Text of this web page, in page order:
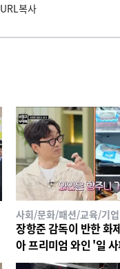
URL복사
사회/문화/패션/교육/기업
장항준 감독이 반한 화
아 프리미엄 와인 '일
26 세계태권도 한마당'